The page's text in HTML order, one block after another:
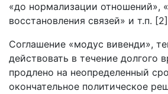
«до нормализации отношений»,
восстановления связей» и т.п.
Соглашение «модус вивенди»,
действовать в течение долгого
продлено на неопределенный
окончательное политическое